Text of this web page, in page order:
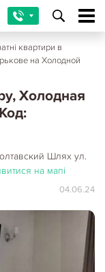
квартири в
на Холодной
Холодная
Шлях ул.
на мапі
04.06.24